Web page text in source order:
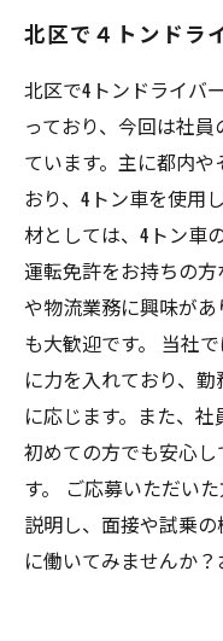
集！
北区で４トンドラ
北区で4トンドライバ
っており、今回は社
ています。主に都内
おり、4トン車を使用
材としては、4トン車
運転免許をお持ちの
や物流業務に興味が
も大歓迎です。 当社
に力を入れており、
に応じます。また、社
初めての方でも安心
す。 ご応募いただい
説明し、面接や試乗
に働いてみませんか？